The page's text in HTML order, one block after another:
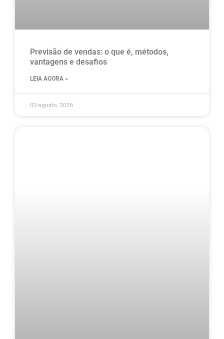
Previsão de vendas: o que é, métodos,
vantagens e desafios
LEIA AGORA »
03 agosto, 2026